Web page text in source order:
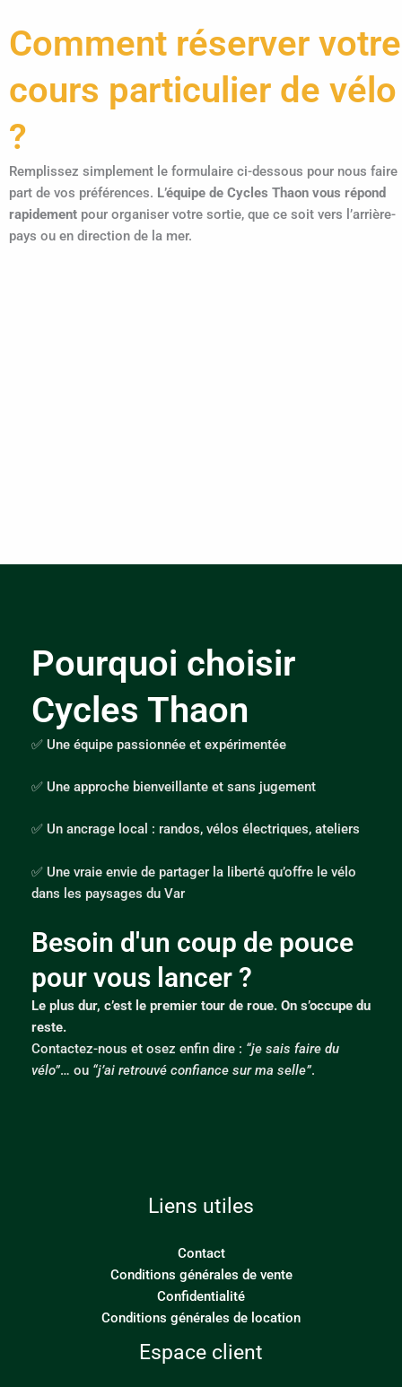
Comment réserver votre
cours particulier de vélo
?
Remplissez simplement le formulaire ci-dessous pour nous faire
part de vos préférences. L’équipe de Cycles Thaon vous répond
rapidement pour organiser votre sortie, que ce soit vers l’arrière-
pays ou en direction de la mer.
Pourquoi choisir
Cycles Thaon
✅ Une équipe passionnée et expérimentée
✅ Une approche bienveillante et sans jugement
✅ Un ancrage local : randos, vélos électriques, ateliers
✅ Une vraie envie de partager la liberté qu’offre le vélo
dans les paysages du Var
Besoin d'un coup de pouce
pour vous lancer ?
Le plus dur, c’est le premier tour de roue. On s’occupe du
reste.
Contactez-nous et osez enfin dire : “je sais faire du
vélo”… ou “j’ai retrouvé confiance sur ma selle”.
Liens utiles
Contact
Conditions générales de vente
Confidentialité
Conditions générales de location
Espace client